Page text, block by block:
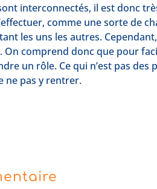
interconnectés, il est donc
comme une sorte de
les uns les autres.
On comprend donc que pour
un rôle. Ce qui n’est pas
ne pas y rentrer.